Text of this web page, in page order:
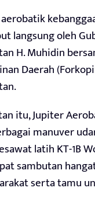
langsung oleh
H. Muhidin
Daerah
itu, Jupiter
manuver
latih KT-1B
sambutan
serta tamu